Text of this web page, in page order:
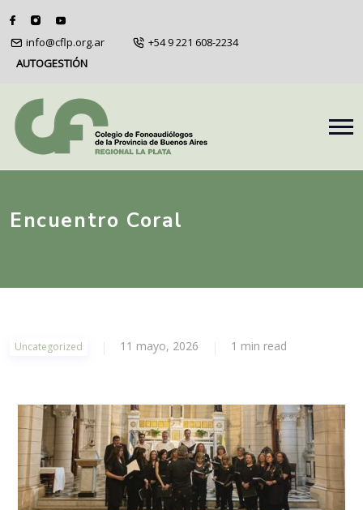
info@cflp.org.ar
+54 9 221 608-2234
AUTOGESTIÓN
Encuentro Coral
Uncategorized 11 mayo, 2026 1 min read